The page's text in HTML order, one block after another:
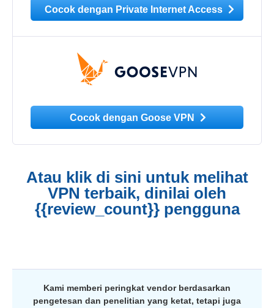
Cocok dengan Private Internet Access
Cocok dengan Goose VPN
Atau klik di sini untuk melihat
VPN terbaik, dinilai oleh
{{review_count}} pengguna
Kami memberi peringkat vendor berdasarkan
pengetesan dan penelitian yang ketat, tetapi juga